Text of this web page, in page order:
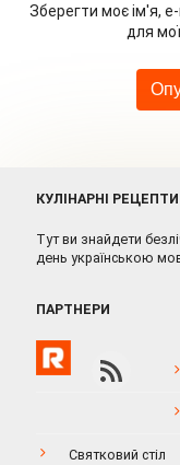
Зберегти моє ім'я,
для
КУЛІНАРНІ РЕЦЕПТИ
Тут ви знайдети
день українською
ПАРТНЕРИ
Святковий стіл